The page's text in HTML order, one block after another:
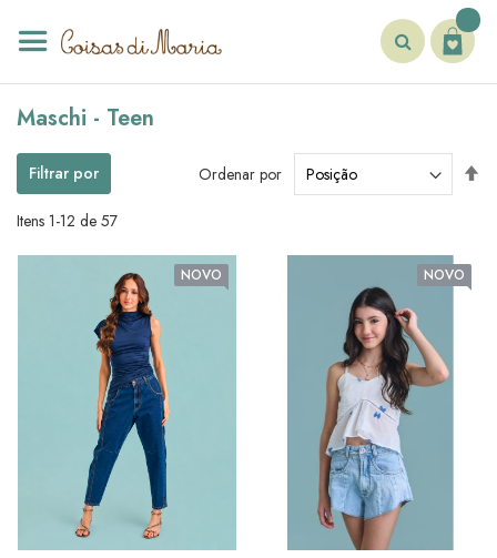
para
o
Pesquisa
Maschi - Teen
Itens 1-12 de 57
Ordenar por
NOVO NOVO
Filtrar por